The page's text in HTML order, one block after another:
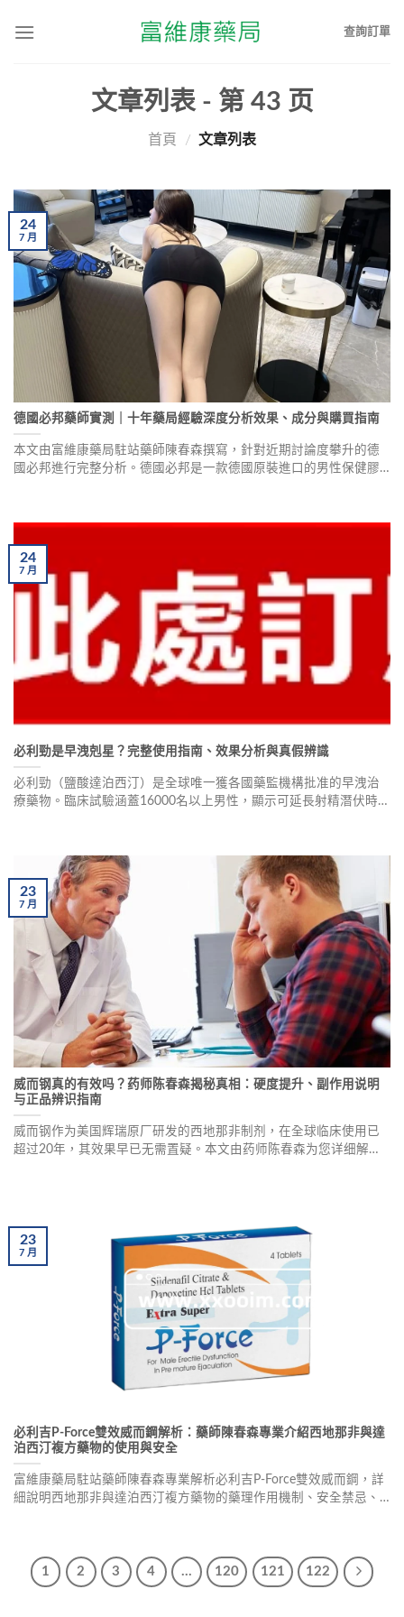
查詢訂單
文章列表 - 第 43 页
首頁 / 文章列表
德國必邦藥師實測｜十年藥局經驗深度分析效果、成分與購買指南
本文由富維康藥局駐站藥師陳春森撰寫，針對近期討論度攀升的德
國必邦進行完整分析。德國必邦是一款德國原裝進口的男性保健膠
購買通路建議，協助消費者做出明智選擇。
24
7月
必利勁是早洩剋星？完整使用指南、效果分析與真假辨識
必利勁（鹽酸達泊西汀）是全球唯一獲各國藥監機構批准的早洩治
療藥物。臨床試驗涵蓋16000名以上男性，顯示可延長射精潛伏時間
方法，幫助男性重拾持久自信。
24
7月
威而钢真的有效吗？药师陈春森揭秘真相：硬度提升、副作用说明
与正品辨识指南
威而钢作为美国辉瑞原厂研发的西地那非制剂，在全球临床使用已
超过20年，其效果早已无需置疑。本文由药师陈春森为您详细解析
23
7月
必利吉P-Force雙效威而鋼解析：藥師陳春森專業介紹西地那非與達
泊西汀複方藥物的使用與安全
富維康藥局駐站藥師陳春森專業解析必利吉P-Force雙效威而鋼，詳
細說明西地那非與達泊西汀複方藥物的藥理作用機制、安全禁忌、
23
7月
1 2 3 4 ... 120 121 122